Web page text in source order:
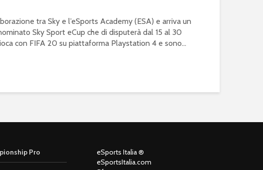
tra Sky e l’eSports Academy (ESA) e arriva un
Sky Sport eCup che di disputerà dal 15 al 30
con FIFA 20 su piattaforma Playstation 4 e sono...
Pro
eSports Italia ®
eSportsItalia.com